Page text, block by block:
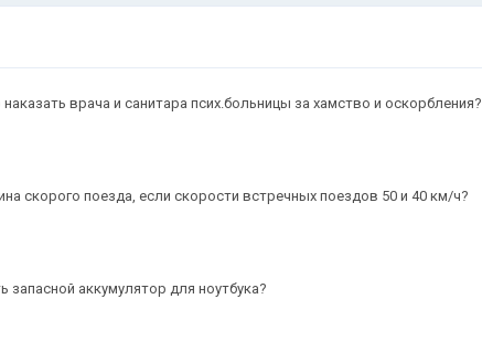
врача и санитара псих.больницы за хамство и оскорбления?
скорого поезда, если скорости встречных поездов 50 и 40 км/ч?
запасной аккумулятор для ноутбука?